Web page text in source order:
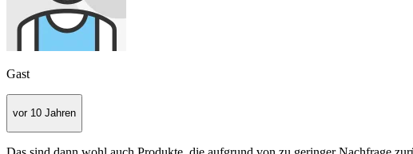
Gast
vor 10 Jahren